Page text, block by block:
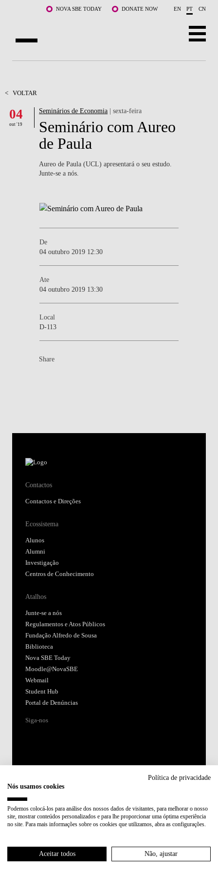
Saltar para o conteúdo principalNOVA SBE TODAY DONATE NOW EN PT CN
DOCENTES E INVESTIGAÇÃO
COMUNIDADE
< VOLTAR
04
out '19
Seminários de Economia | sexta-feira
Seminário com Aureo
de Paula
Aureo de Paula (UCL) apresentará o seu estudo.
Junte-se a nós.
De
04 outubro 2019 12:30
Ate
04 outubro 2019 13:30
Local
D-113
Share
Contactos
Contactos e Direções
Ecossistema
Alunos
Alumni
Investigação
Centros de Conhecimento
Atalhos
Junte-se a nós
Regulamentos e Atos Públicos
Fundação Alfredo de Sousa
Biblioteca
Nova SBE Today
Moodle@NovaSBE
Webmail
Student Hub
Portal de Denúncias
Siga-nos
Membro de:
Política de privacidade
Nós usamos cookies
Podemos colocá-los para análise dos nossos dados de visitantes, para melhorar o nosso
site, mostrar conteúdos personalizados e para lhe proporcionar uma óptima experiência
no site. Para mais informações sobre os cookies que utilizamos, abra as configurações.
Aceitar todos Não, ajustar